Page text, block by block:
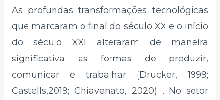
As profundas transformações tecnológicas
que marcaram o final do século XX e o início
do século XXI alteraram de maneira
significativa as formas de produzir,
comunicar e trabalhar (Drucker, 1999;
Castells,2019; Chiavenato, 2020) . No setor